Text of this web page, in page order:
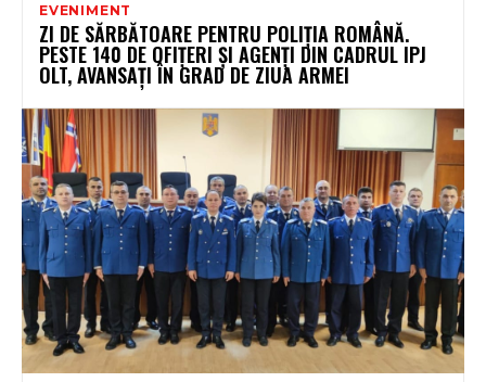
EVENIMENT
ZI DE SĂRBĂTOARE PENTRU POLIȚIA ROMÂNĂ.
PESTE 140 DE OFIȚERI ȘI AGENȚI DIN CADRUL IPJ
OLT, AVANSAȚI ÎN GRAD DE ZIUA ARMEI